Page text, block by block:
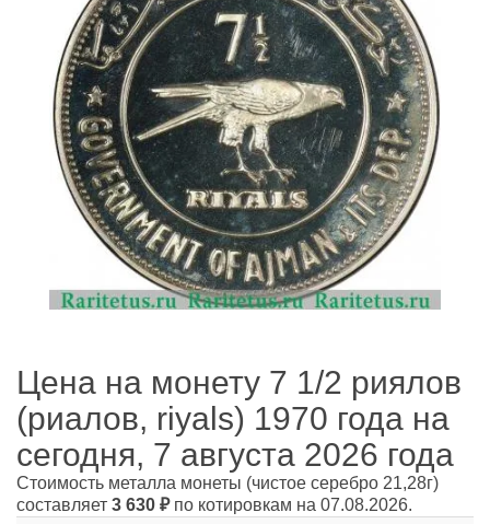
Цена на монету 7 1/2 риялов
(риалов, riyals) 1970 года на
сегодня, 7 августа 2026 года
Стоимость металла монеты (чистое серебро 21,28г)
составляет 3 630 ₽по котировкам на 07.08.2026.